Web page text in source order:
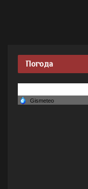
Погода